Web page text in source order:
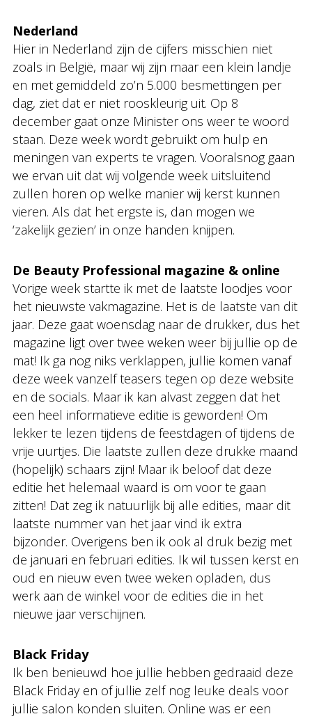
Nederland
Hier in Nederland zijn de cijfers misschien niet
zoals in België, maar wij zijn maar een klein landje
en met gemiddeld zo’n 5.000 besmettingen per
dag, ziet dat er niet rooskleurig uit. Op 8
december gaat onze Minister ons weer te woord
staan. Deze week wordt gebruikt om hulp en
meningen van experts te vragen. Vooralsnog gaan
we ervan uit dat wij volgende week uitsluitend
zullen horen op welke manier wij kerst kunnen
vieren. Als dat het ergste is, dan mogen we
‘zakelijk gezien’ in onze handen knijpen.
De Beauty Professional magazine & online
Vorige week startte ik met de laatste loodjes voor
het nieuwste vakmagazine. Het is de laatste van dit
jaar. Deze gaat woensdag naar de drukker, dus het
magazine ligt over twee weken weer bij jullie op de
mat! Ik ga nog niks verklappen, jullie komen vanaf
deze week vanzelf teasers tegen op deze website
en de socials. Maar ik kan alvast zeggen dat het
een heel informatieve editie is geworden! Om
lekker te lezen tijdens de feestdagen of tijdens de
vrije uurtjes. Die laatste zullen deze drukke maand
(hopelijk) schaars zijn! Maar ik beloof dat deze
editie het helemaal waard is om voor te gaan
zitten! Dat zeg ik natuurlijk bij alle edities, maar dit
laatste nummer van het jaar vind ik extra
bijzonder. Overigens ben ik ook al druk bezig met
de januari en februari edities. Ik wil tussen kerst en
oud en nieuw even twee weken opladen, dus
werk aan de winkel voor de edities die in het
nieuwe jaar verschijnen.
Black Friday
Ik ben benieuwd hoe jullie hebben gedraaid deze
Black Friday en of jullie zelf nog leuke deals voor
jullie salon konden sluiten. Online was er een